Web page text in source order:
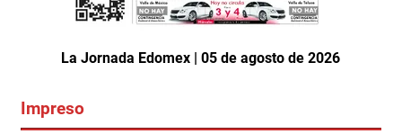
La Jornada Edomex | 05 de agosto de 2026
Impreso